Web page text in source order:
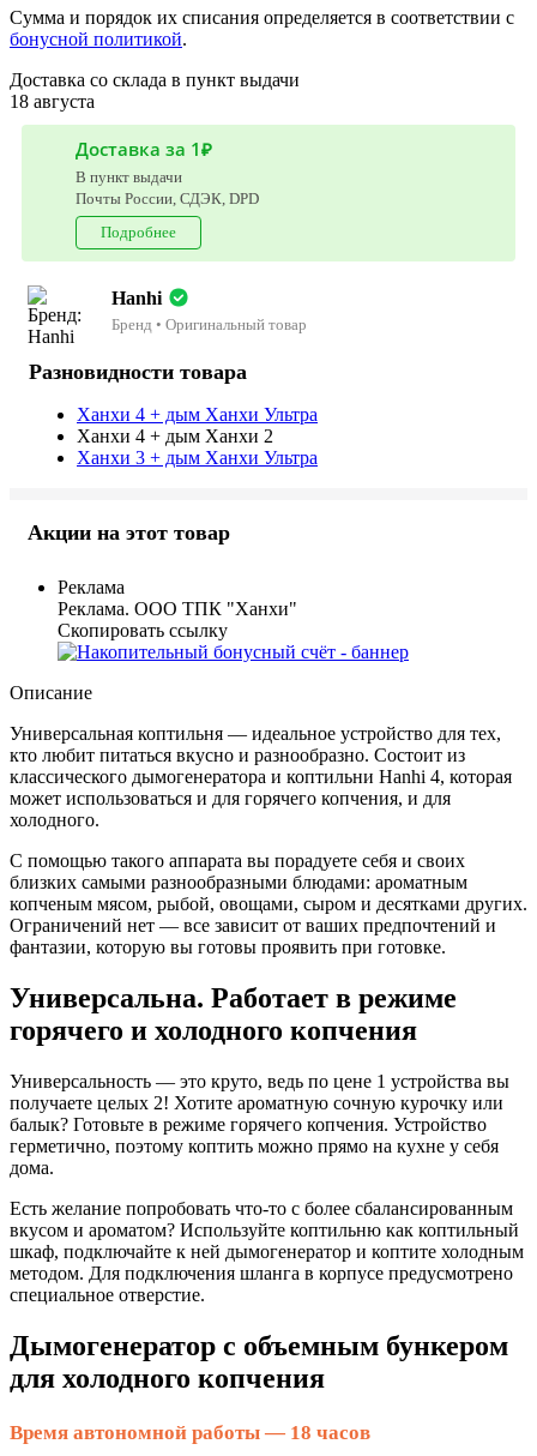
Сумма и порядок их списания определяется в соответствии с
бонусной политикой.
Доставка со склада в пункт выдачи
18 августа
Доставка за 1₽
В пункт выдачи
Почты России, СДЭК, DPD
Подробнее
Hanhi
Бренд • Оригинальный товар
Разновидности товара
Ханхи 4 + дым Ханхи Ультра
Ханхи 4 + дым Ханхи 2
Ханхи 3 + дым Ханхи Ультра
Акции на этот товар
Реклама
Реклама. ООО ТПК "Ханхи"
Скопировать ссылку
Описание
Универсальная коптильня — идеальное устройство для тех,
кто любит питаться вкусно и разнообразно. Состоит из
классического дымогенератора и коптильни Hanhi 4, которая
может использоваться и для горячего копчения, и для
холодного.
С помощью такого аппарата вы порадуете себя и своих
близких самыми разнообразными блюдами: ароматным
копченым мясом, рыбой, овощами, сыром и десятками других.
Ограничений нет — все зависит от ваших предпочтений и
фантазии, которую вы готовы проявить при готовке.
Универсальна. Работает в режиме
горячего и холодного копчения
Универсальность — это круто, ведь по цене 1 устройства вы
получаете целых 2! Хотите ароматную сочную курочку или
балык? Готовьте в режиме горячего копчения. Устройство
герметично, поэтому коптить можно прямо на кухне у себя
дома.
Есть желание попробовать что-то с более сбалансированным
вкусом и ароматом? Используйте коптильню как коптильный
шкаф, подключайте к ней дымогенератор и коптите холодным
методом. Для подключения шланга в корпусе предусмотрено
специальное отверстие.
Дымогенератор с объемным бункером
для холодного копчения
Время автономной работы — 18 часов